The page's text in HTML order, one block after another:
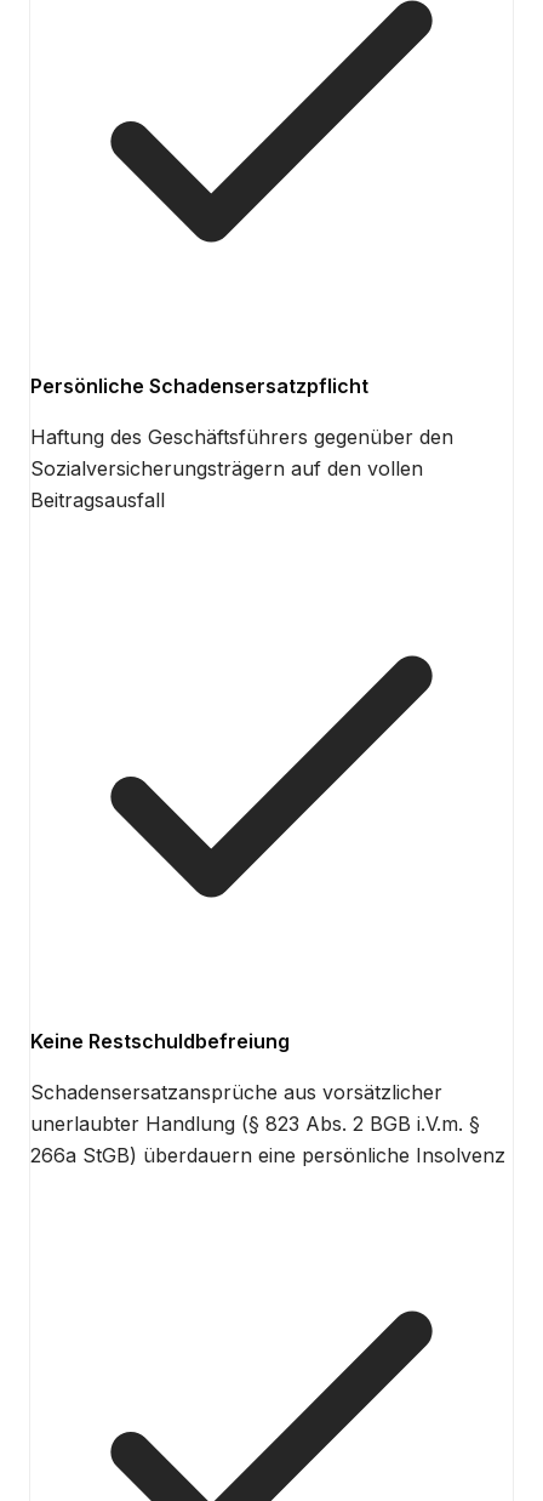
Persönliche Schadensersatzpflicht
Haftung des Geschäftsführers gegenüber den
Sozialversicherungsträgern auf den vollen
Beitragsausfall
Keine Restschuldbefreiung
Schadensersatzansprüche aus vorsätzlicher
unerlaubter Handlung (§ 823 Abs. 2 BGB i.V.m. §
266a StGB) überdauern eine persönliche Insolvenz